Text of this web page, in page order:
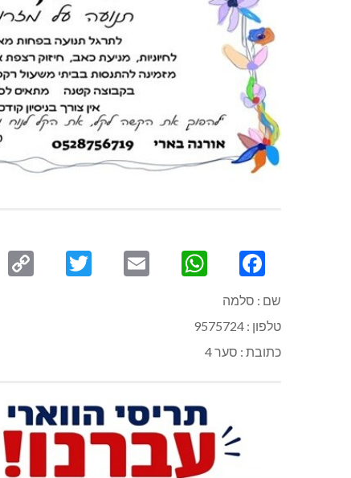
Facebook
WhatsApp
Email
Twitter
שם : סלמה
טלפון : 9575724
כתובת : סער 4